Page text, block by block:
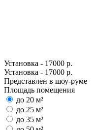
Установка - 17000 р.
Установка - 17000 р.
Представлен в шоу-руме
Площадь помещения
до 20 м²
до 25 м²
до 35 м²